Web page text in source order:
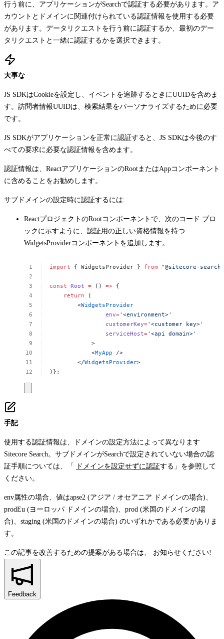
行う前に、アプリケーションがSearchで認証する必要があります。ア
カウントとドメインに関連付けられている認証情報を使用する必要
があります。データリクエストを行う前に認証するか、最初のデー
タリクエストと一緒に認証するかを選択できます。
大事な
JS SDKはCookieを設定し、イベントを追跡するときにUUIDを含めま
す。訪問者情報UUIDは、検索結果をパーソナライズするために必要
です。
JS SDKがアプリケーションを正常に認証すると、JS SDKは今後のす
べての要求に必要な認証情報を含めます。
認証情報は、ReactアプリケーションのRootまたはAppコンポーネント
に含めることをお勧めします。
サブドメインの設定時に認証するには:
ReactプロジェクトのRootコンポーネントで、次のコード ブロ
ックに示すように、 認証用の正しい資格情報を持つ
WidgetsProviderコンポーネントを追加します。
import { WidgetsProvider } from "@sitecore-
const Root = () => {
return
(
<WidgetsProvider
env='<environment>'
customerKey='<customer key>'
serviceHost='<api
domain>'
>
<MyApp
/>
</WidgetsProvider>
)};
手記
使用する認証情報は、ドメインの設定方法によって異なります
Sitecore Search。サブドメインがSearchで設定されていない場合の認
証手順については、「
ドメインを設定せずに認証する」を参照して
ください。
env属性の場合、値はapse2 (アジア / オセアニア ドメインの場合)、
prodEu (ヨーロッパ ドメインの場合)、 prod (米国のドメインの場
合)、 staging (米国のドメインの場合) のいずれかである必要がありま
す。
この記事を改善するための提案がある場合は、 お知らせください!
Feedback